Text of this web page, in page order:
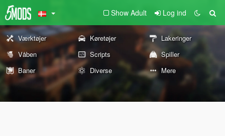
Show Adult Log ind
Værktøjer Køretøjer
Lakeringer
Våben
Scripts
Spiller
Baner
Diverse Mere